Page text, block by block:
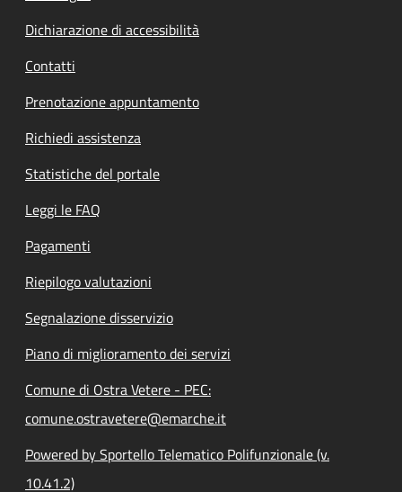
Dichiarazione di accessibilità
Contatti
Prenotazione appuntamento
Richiedi assistenza
Statistiche del portale
Leggi le FAQ
Pagamenti
Riepilogo valutazioni
Segnalazione disservizio
Piano di miglioramento dei servizi
Comune di Ostra Vetere - PEC:
comune.ostravetere@emarche.it
Powered by Sportello Telematico Polifunzionale (v.
10.41.2)